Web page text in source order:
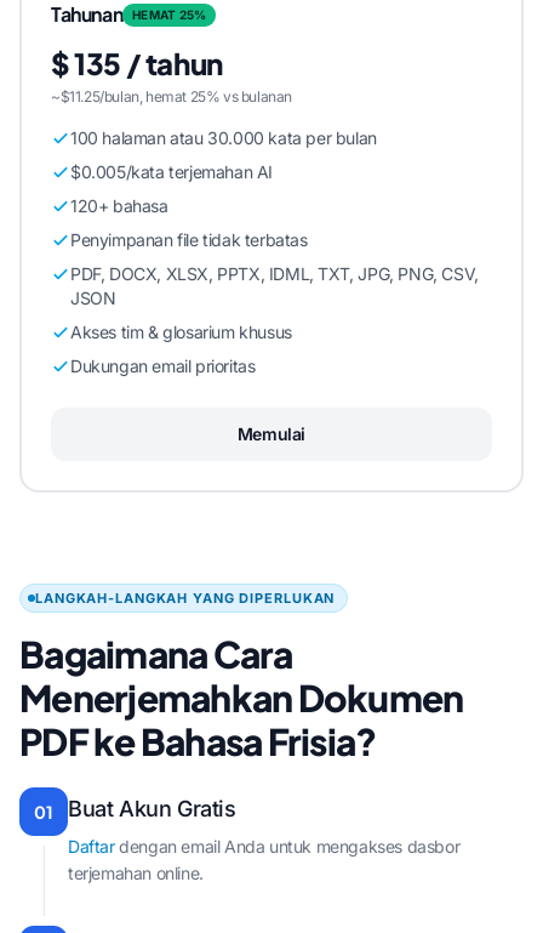
Tahunan HEMAT 25%
$ 135 / tahun
~$11.25/bulan, hemat 25% vs bulanan
100 halaman atau 30.000 kata per bulan
$0.005/kata terjemahan AI
120+ bahasa
Penyimpanan file tidak terbatas
PDF, DOCX, XLSX, PPTX, IDML, TXT, JPG, PNG, CSV,
JSON
Akses tim & glosarium khusus
Dukungan email prioritas
Memulai
LANGKAH-LANGKAH YANG DIPERLUKAN
Bagaimana Cara
Menerjemahkan Dokumen
PDF ke Bahasa Frisia?
01 Buat Akun Gratis
Daftardengan email Anda untuk mengakses dasbor
terjemahan online.